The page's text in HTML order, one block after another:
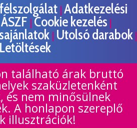
| Adatkezelési
ÁSZF | Cookie kezelés |
| Utolsó darabok|
Letöltések
található árak bruttó
szaküzletenként
és nem minősülnek
A honlapon szereplő
illusztrációk!